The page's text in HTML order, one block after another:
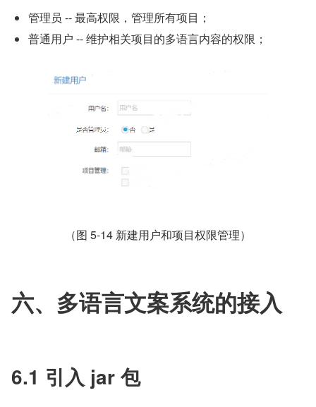
管理员 -- 最高权限，管理所有项目；
普通用户 -- 维护相关项目的多语言内容的权限；
（图 5-14 新建用户和项目权限管理）
六、多语言文案系统的接入
6.1 引入 jar 包